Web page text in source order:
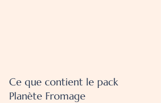
Ce que contient le pack
Planète Fromage